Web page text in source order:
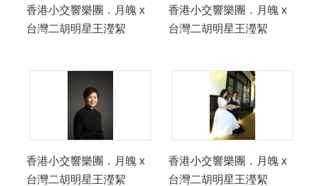
香港小交響樂團．月魄 x
台灣二胡明星王瀅絜
香港小交響樂團．月魄 x
台灣二胡明星王瀅絜
香港小交響樂團．月魄 x
台灣二胡明星王瀅絜
香港小交響樂團．月魄 x
台灣二胡明星王瀅絜